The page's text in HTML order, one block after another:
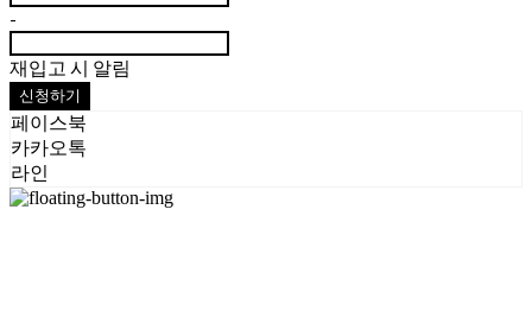
-
재입고 시 알림
신청하기
페이스북
카카오톡
라인